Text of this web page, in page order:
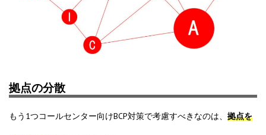
拠点の分散
もう1つコールセンター向けBCP対策で考慮すべきなのは、 拠点を